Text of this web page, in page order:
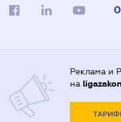
Реклама и
на